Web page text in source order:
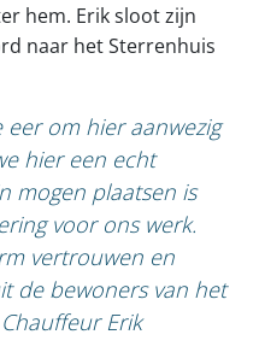
hem. Erik sloot zijn
naar het Sterrenhuis
eer om hier aanwezig
hier een echt
mogen plaatsen is
voor ons werk.
vertrouwen en
de bewoners van het
Erik